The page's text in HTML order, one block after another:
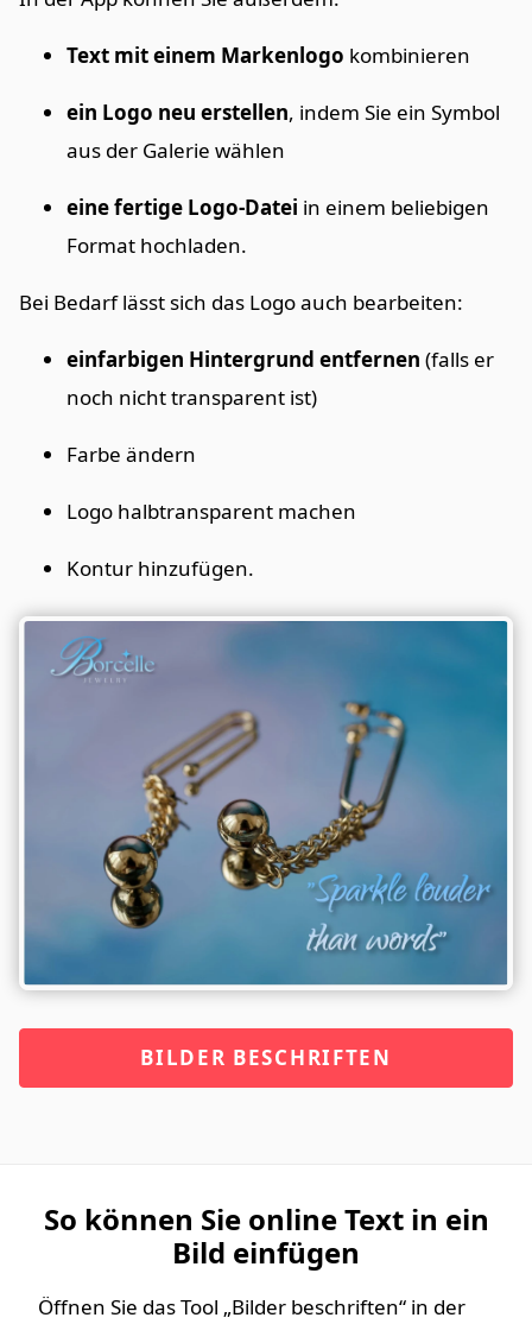
Text mit einem Markenlogo kombinieren
ein Logo neu erstellen, indem Sie ein Symbol
aus der Galerie wählen
eine fertige Logo-Datei in einem beliebigen
Format hochladen.
Bei Bedarf lässt sich das Logo auch bearbeiten:
einfarbigen Hintergrund entfernen (falls er
noch nicht transparent ist)
Farbe ändern
Logo halbtransparent machen
Kontur hinzufügen.
BILDER BESCHRIFTEN
So können Sie online Text in ein
Bild einfügen
Öffnen Sie das Tool „Bilder beschriften“ in der